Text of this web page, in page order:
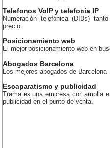
Telefonos VoIP y telefonia IP
Numeración telefónica (DIDs)
precio.
Posicionamiento web
El mejor posicionamiento web en
Abogados Barcelona
Los mejores abogados de Barcelona
Escaparatismo y publicidad
Trama es una empresa con amplia
publicidad en el punto de venta.